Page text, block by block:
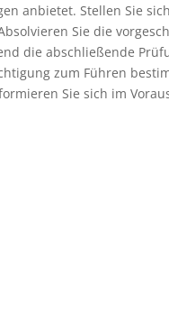
anbietet. Stellen Sie
Sie die
die abschließende
zum Führen
Sie sich im